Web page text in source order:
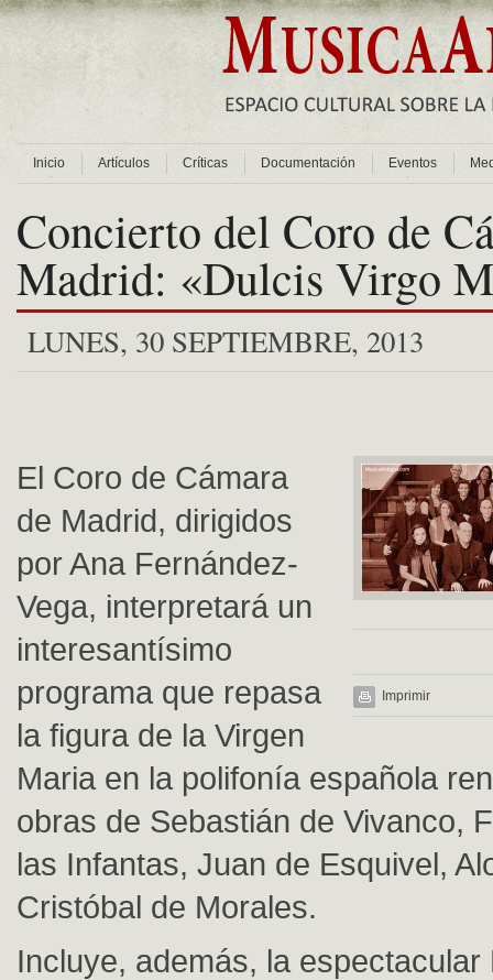
Inicio Artículos Críticas Documentación Eventos
Concierto del Coro de
Madrid: «Dulcis Virgo
LUNES, 30 SEPTIEMBRE, 2013
Imprimir
El Coro de Cámara
de Madrid, dirigidos
por Ana Fernández-
Vega, interpretará un
interesantísimo
programa que repasa
la figura de la Virgen
Maria en la polifonía española
obras de Sebastián de Vivanco,
las Infantas, Juan de Esquivel,
Cristóbal de Morales.
Incluye, además, la espectacular